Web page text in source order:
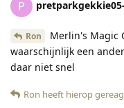
P
Ron
Merlin's Magic
waarschijnlijk een
daar niet snel
Ron heeft hierop